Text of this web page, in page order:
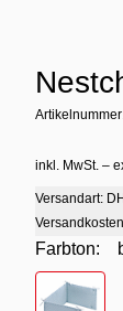
inkl. MwSt. –
Versandart:
Farbton:
Farbton